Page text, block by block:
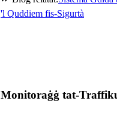
'l Quddiem fis-Sigurtà
Monitoraġġ tat-